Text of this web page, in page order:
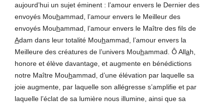
aujourd’hui un sujet éminent : l’amour envers le Dernier des
envoyés Mouhammad, l’amour envers le Meilleur des
envoyés Mouhammad, l’amour envers le Maître des fils de
Adam dans leur totalité Mouhammad, l’amour envers la
Meilleure des créatures de l’univers Mouhammad. Ô Allah,
honore et élève davantage, et augmente en bénédictions
notre Maître Mouhammad, d’une élévation par laquelle sa
joie augmente, par laquelle son allégresse s’amplifie et par
laquelle l’éclat de sa lumière nous illumine, ainsi que sa